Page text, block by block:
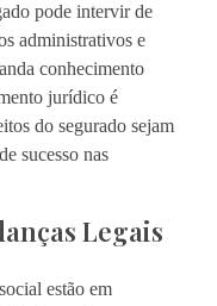
pode intervir de
administrativos e
conhecimento
jurídico é
do segurado sejam
sucesso nas
Legais
estão em